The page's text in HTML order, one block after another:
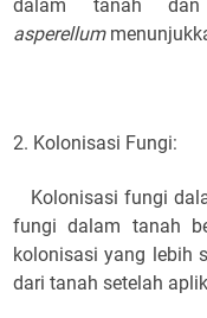
dalam tanah
asperellum
2. Kolonisasi Fungi:
Kolonisasi fungi
fungi dalam tanah
kolonisasi yang lebih
dari tanah setelah